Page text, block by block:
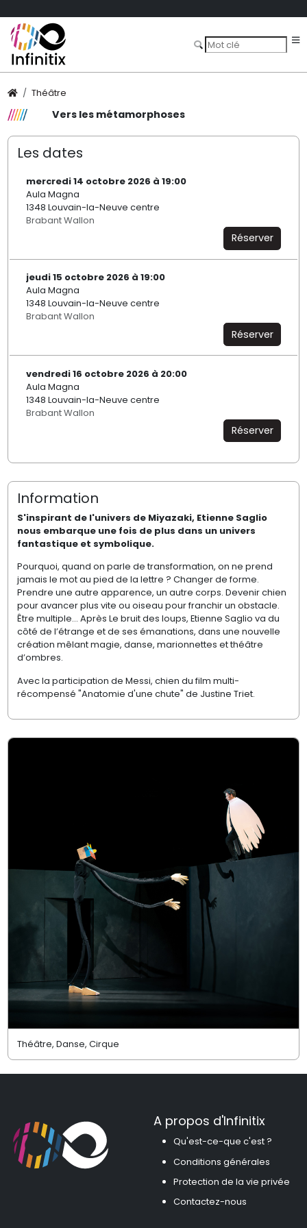
Théâtre
Vers les métamorphoses
Les dates
mercredi 14 octobre 2026 à 19:00
Aula Magna
1348 Louvain-la-Neuve centre
Brabant Wallon
Réserver
jeudi 15 octobre 2026 à 19:00
Aula Magna
1348 Louvain-la-Neuve centre
Brabant Wallon
Réserver
vendredi 16 octobre 2026 à 20:00
Aula Magna
1348 Louvain-la-Neuve centre
Brabant Wallon
Réserver
Information
S'inspirant de l'univers de Miyazaki, Etienne Saglio
nous embarque une fois de plus dans un univers
fantastique et symbolique.
Pourquoi, quand on parle de transformation, on ne prend
jamais le mot au pied de la lettre ? Changer de forme.
Prendre une autre apparence, un autre corps. Devenir chien
pour avancer plus vite ou oiseau pour franchir un obstacle.
Être multiple… Après Le bruit des loups, Etienne Saglio va du
côté de l’étrange et de ses émanations, dans une nouvelle
création mêlant magie, danse, marionnettes et théâtre
d’ombres.
Avec la participation de Messi, chien du film multi-
récompensé "Anatomie d'une chute" de Justine Triet.
Théâtre, Danse, Cirque
A propos d'Infinitix
Qu'est-ce-que c'est ?
Conditions générales
Protection de la vie privée
Contactez-nous